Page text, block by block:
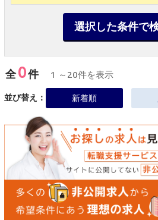
選択した条件で
全0件 1 ～20件を表示
並び替え： 新着順